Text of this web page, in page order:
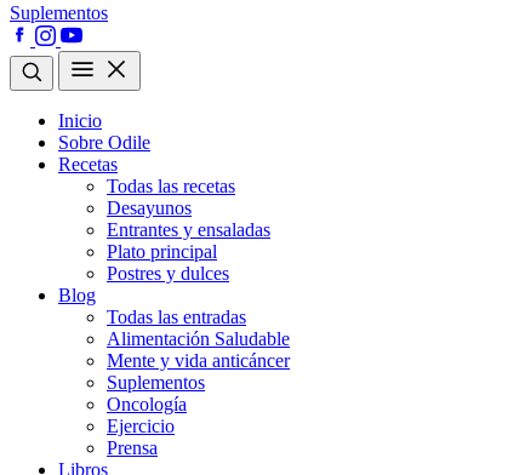
Suplementos
Inicio
Sobre Odile
Recetas
Todas las recetas
Desayunos
Entrantes y ensaladas
Plato principal
Postres y dulces
Blog
Todas las entradas
Alimentación Saludable
Mente y vida anticáncer
Suplementos
Oncología
Ejercicio
Prensa
Libros